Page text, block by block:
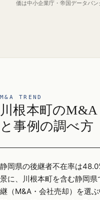
価は中小企業庁・帝国データバン
M&A TREND
川根本町の
と事例の調べ方
静岡県の後継者不在率は
景に、川根本町を含む静岡
継（M&A・会社売却）を選